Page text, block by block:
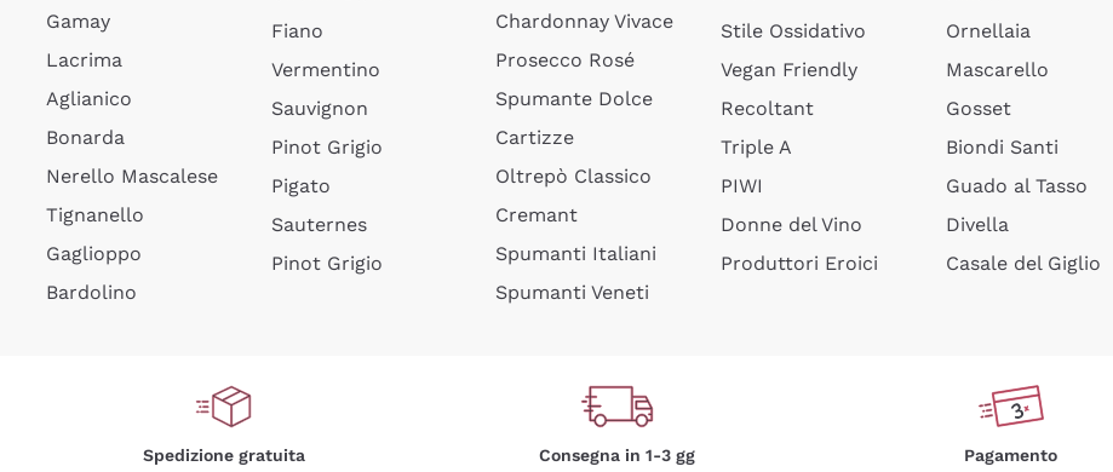
Gamay
Lacrima
Aglianico
Bonarda
Nerello Mascalese
Tignanello
Gaglioppo
Bardolino
Fiano
Vermentino
Sauvignon
Pinot Grigio
Pigato
Sauternes
Pinot Grigio
Chardonnay Vivace
Prosecco Rosé
Spumante Dolce
Cartizze
Oltrepò Classico
Cremant
Spumanti Italiani
Spumanti Veneti
Stile Ossidativo
Vegan Friendly
Recoltant
Triple A
PIWI
Donne del Vino
Produttori Eroici
Ornellaia
Mascarello
Gosset
Biondi Santi
Guado al Tasso
Divella
Casale del Giglio
Spedizione gratuita
Consegna in 1-3 gg
Pagamento